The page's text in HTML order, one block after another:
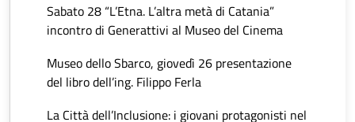
Sabato 28 “L’Etna. L’altra metà di Catania”
incontro di Generattivi al Museo del Cinema
Museo dello Sbarco, giovedì 26 presentazione
del libro dell’ing. Filippo Ferla
La Città dell’Inclusione: i giovani protagonisti nel